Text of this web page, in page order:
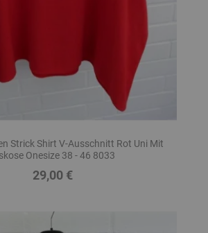
Strick Shirt V-Ausschnitt Rot Uni Mit
Onesize 38 - 46 8033
Preis
29,00 €